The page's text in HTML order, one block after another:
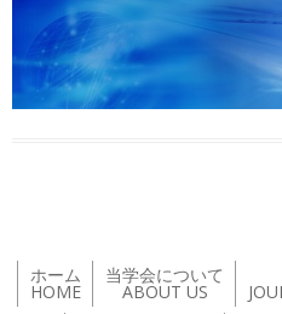
ホーム
HOME
当学会について
ABOUT US